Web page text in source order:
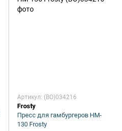
Артикул: (BO)034216
Frosty
Пресс для гамбургеров HM-
130 Frosty